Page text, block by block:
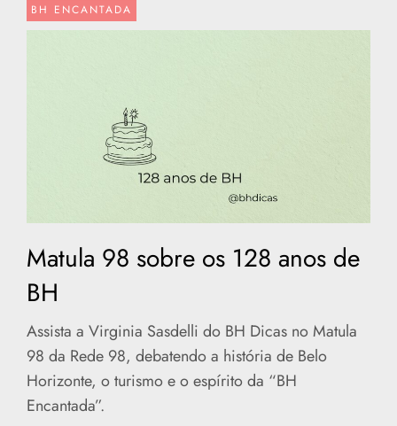
BH ENCANTADA
Matula 98 sobre os 128 anos de
BH
Assista a Virginia Sasdelli do BH Dicas no Matula
98 da Rede 98, debatendo a história de Belo
Horizonte, o turismo e o espírito da “BH
Encantada”.